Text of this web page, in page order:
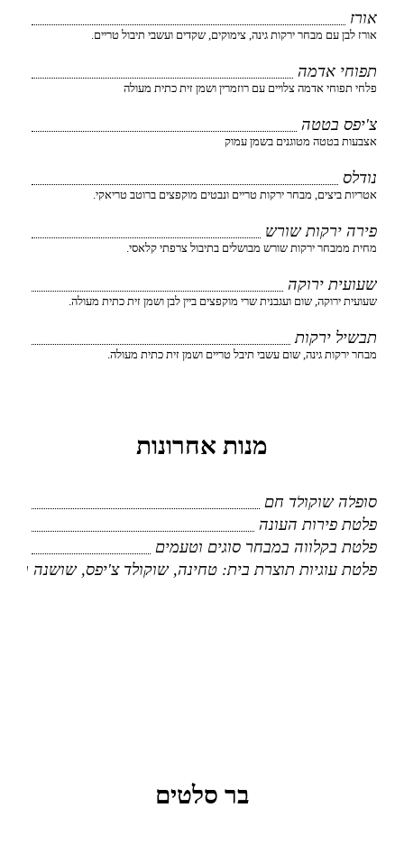
אורז
אורז לבן עם מבחר ירקות גינה, צימוקים, שקדים ועשבי תיבול טריים.
תפוחי אדמה
פלחי תפוחי אדמה צלויים עם רוזמרין ושמן זית כתית מעולה
צ'יפס בטטה
אצבעות בטטה מטוגנים בשמן עמוק
נודלס
אטריות ביצים, מבחר ירקות טריים ונבטים מוקפצים ברוטב טריאקי.
פירה ירקות שורש
מחית ממבחר ירקות שורש מבושלים בתיבול צרפתי קלאסי.
שעועית ירוקה
שעועית ירוקה, שום ועגבנית שרי מוקפצים ביין לבן ושמן זית כתית מעולה.
תבשיל ירקות
מבחר ירקות גינה, שום עשבי תיבל טריים ושמן זית כתית מעולה.
מנות אחרונות
סופלה שוקולד חם
פלטת פירות העונה
פלטת בקלווה במבחר סוגים וטעמים
פלטת עוגיות תוצרת בית: טחינה, שוקולד צ'יפס, שושנה
בר סלטים